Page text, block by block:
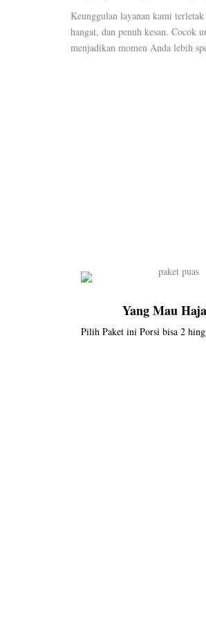
Keunggulan layanan kami
hangat, dan penuh kesan. Cocok
menjadikan momen Anda lebih
Yang Mau
Pilih Paket ini Porsi bisa 2